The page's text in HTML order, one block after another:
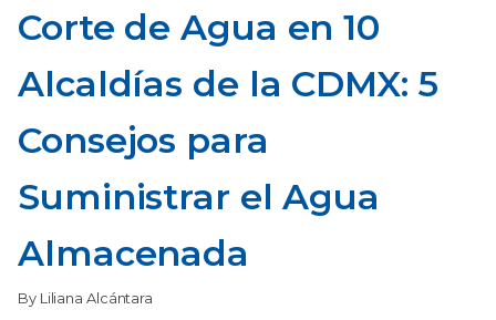
Corte de Agua en 10
Alcaldías de la CDMX: 5
Consejos para
Suministrar el Agua
Almacenada
By Liliana Alcántara